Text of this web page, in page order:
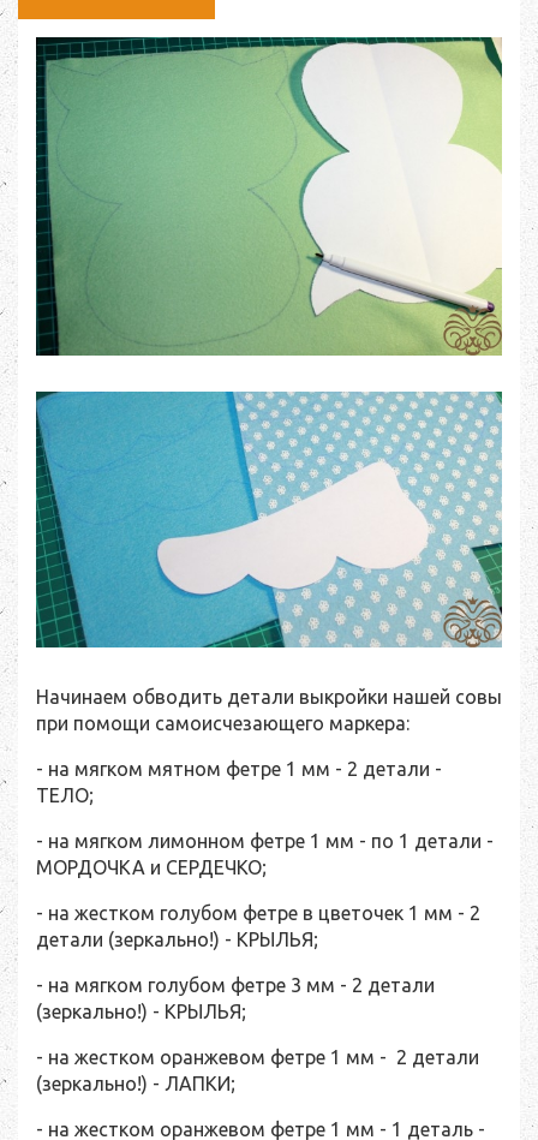
Начинаем обводить детали выкройки нашей совы
при помощи самоисчезающего маркера:
- на мягком мятном фетре 1 мм - 2 детали -
ТЕЛО;
- на мягком лимонном фетре 1 мм - по 1 детали -
МОРДОЧКА и СЕРДЕЧКО;
- на жестком голубом фетре в цветочек 1 мм - 2
детали (зеркально!) - КРЫЛЬЯ;
- на мягком голубом фетре 3 мм - 2 детали
(зеркально!) - КРЫЛЬЯ;
- на жестком оранжевом фетре 1 мм - 2 детали
(зеркально!) - ЛАПКИ;
- на жестком оранжевом фетре 1 мм - 1 деталь -